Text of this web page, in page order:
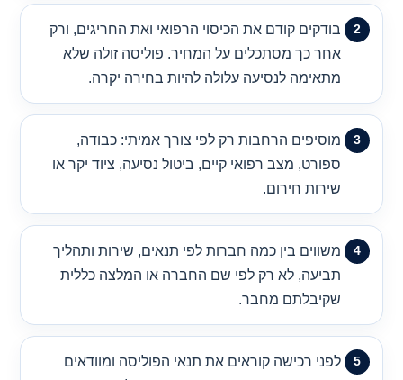
בודקים קודם את הכיסוי הרפואי ואת החריגים, ורק
אחר כך מסתכלים על המחיר. פוליסה זולה שלא
מתאימה לנסיעה עלולה להיות בחירה יקרה.
מוסיפים הרחבות רק לפי צורך אמיתי: כבודה,
ספורט, מצב רפואי קיים, ביטול נסיעה, ציוד יקר או
שירות חירום.
משווים בין כמה חברות לפי תנאים, שירות ותהליך
תביעה, לא רק לפי שם החברה או המלצה כללית
שקיבלתם מחבר.
לפני רכישה קוראים את תנאי הפוליסה ומוודאים